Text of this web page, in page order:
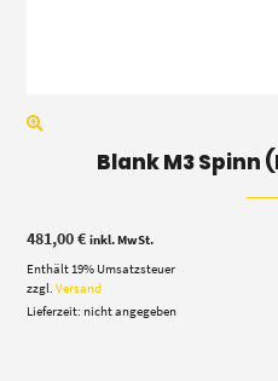
Blank M3 Spinn
481,00€ inkl. MwSt.
Enthält 19% Umsatzsteuer
zzgl.Versand
Lieferzeit: nicht angegeben